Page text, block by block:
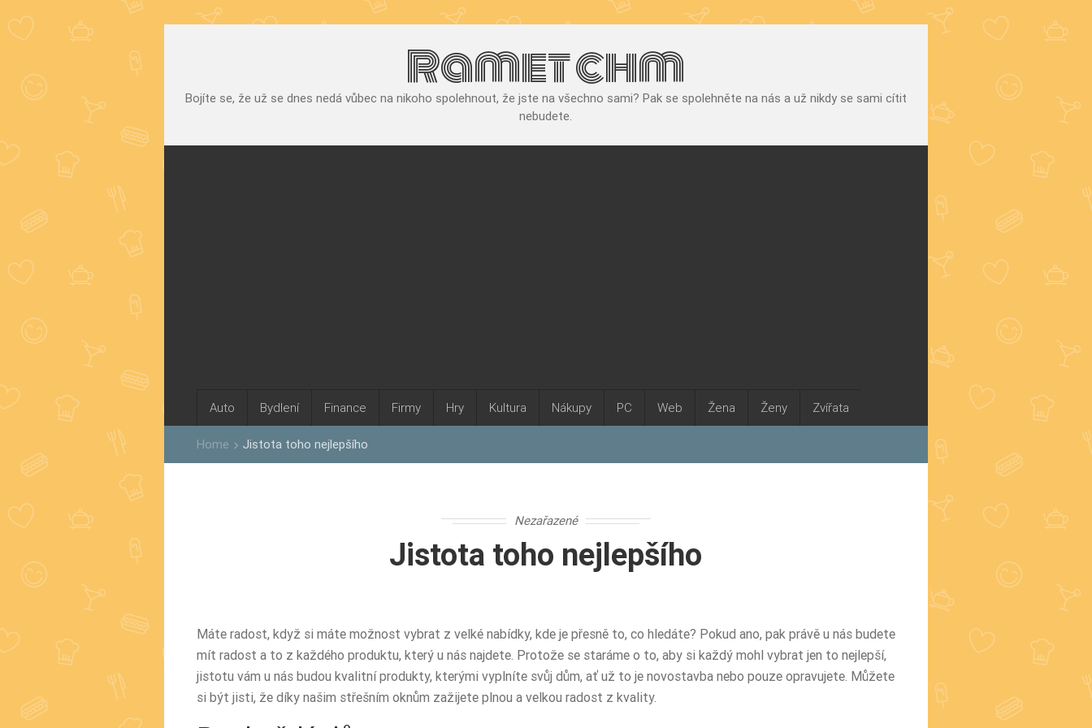
Ramet chm
Bojíte se, že už se dnes nedá vůbec na nikoho spolehnout, že jste na všechno sami? Pak se spolehněte na nás a už nikdy se sami cítit
nebudete.
Auto Bydlení Finance Firmy Hry Kultura Nákupy PC Web Žena Ženy Zvířata
Home keyboard_arrow_right Jistota toho nejlepšího
Nezařazené
Jistota toho nejlepšího
Máte radost, když si máte možnost vybrat z velké nabídky, kde je přesně to, co hledáte? Pokud ano, pak právě u nás budete
mít radost a to z každého produktu, který u nás najdete. Protože se staráme o to, aby si každý mohl vybrat jen to nejlepší,
jistotu vám u nás budou kvalitní produkty, kterými vyplníte svůj dům, ať už to je novostavba nebo pouze opravujete. Můžete
si být jisti, že díky našim střešním oknům zažijete plnou a velkou radost z kvality.